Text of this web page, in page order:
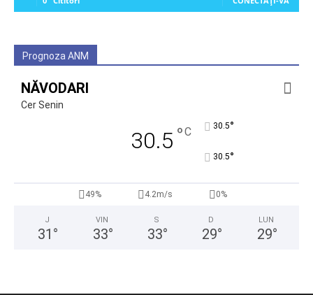
Prognoza ANM
NĂVODARI
Cer Senin
30.5 °C 30.5°
30.5°
49% 4.2m/s 0%
J
31 °
VIN
33°
S
33°
D
29°
LUN
29°